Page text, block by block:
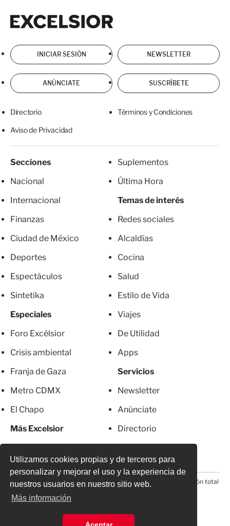
Utilizamos cookies propias y de terceros para
personalizar y mejorar el uso y la experiencia de
nuestros usuarios en nuestro sitio web.
Más información
INICIAR SESIÓN NEWSLETTER
ANÚNCIATE SUSCRÍBETE
Directorio Términos y Condiciones
Aviso de Privacidad
Secciones
Nacional
Internacional
Finanzas
Ciudad de México
Deportes
Espectáculos
Sintetika
Especiales
Foro Excélsior
Crisis ambiental
Franja de Gaza
Metro CDMX
El Chapo
Más Excelsior
Suplementos
Última Hora
Temas de interés
Redes sociales
Alcaldías
Cocina
Salud
Estilo de Vida
Viajes
De Utilidad
Apps
Servicios
Newsletter
Anúnciate
Directorio
© 2026 Todos los derechos reservados. Prohibida la reproducción total
o parcial, incluyendo cualquier medio electrónico*